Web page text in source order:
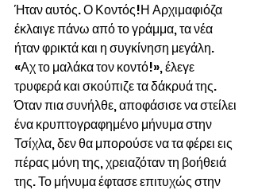
Ήταν αυτός. Ο Κοντός!Η Αρχιμαφιόζα
έκλαιγε πάνω από το γράμμα, τα νέα
ήταν φρικτά και η συγκίνηση μεγάλη.
«Αχ το μαλάκα τον κοντό!», έλεγε
τρυφερά και σκούπιζε τα δάκρυά της.
Όταν πια συνήλθε, αποφάσισε να στείλει
ένα κρυπτογραφημένο μήνυμα στην
Τσίχλα, δεν θα μπορούσε να τα φέρει εις
πέρας μόνη της, χρειαζόταν τη βοήθειά
της. Το μήνυμα έφτασε επιτυχώς στην